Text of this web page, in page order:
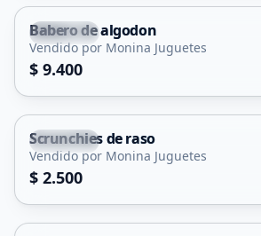
Capital
Babero de algodon
Vendido por Monina Juguetes
$ 9.400
Capital
Scrunchies de raso
Vendido por Monina Juguetes
$ 2.500